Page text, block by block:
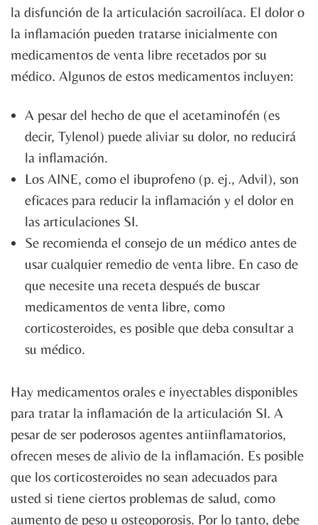
la disfunción de la articulación sacroilíaca. El dolor o
la inflamación pueden tratarse inicialmente con
medicamentos de venta libre recetados por su
médico. Algunos de estos medicamentos incluyen:
A pesar del hecho de que el acetaminofén (es
decir, Tylenol) puede aliviar su dolor, no reducirá
la inflamación.
Los AINE, como el ibuprofeno (p. ej., Advil), son
eficaces para reducir la inflamación y el dolor en
las articulaciones SI.
Se recomienda el consejo de un médico antes de
usar cualquier remedio de venta libre. En caso de
que necesite una receta después de buscar
medicamentos de venta libre, como
corticosteroides, es posible que deba consultar a
su médico.
Hay medicamentos orales e inyectables disponibles
para tratar la inflamación de la articulación SI. A
pesar de ser poderosos agentes antiinflamatorios,
ofrecen meses de alivio de la inflamación. Es posible
que los corticosteroides no sean adecuados para
usted si tiene ciertos problemas de salud, como
aumento de peso u osteoporosis. Por lo tanto, debe